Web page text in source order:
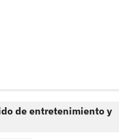
de entretenimiento y